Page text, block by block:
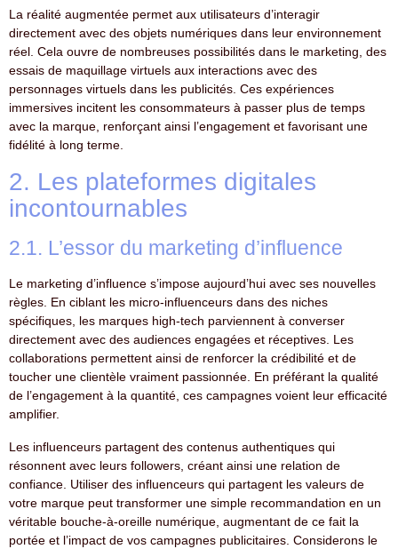
La réalité augmentée permet aux utilisateurs d’interagir
directement avec des objets numériques dans leur environnement
réel. Cela ouvre de nombreuses possibilités dans le marketing, des
essais de maquillage virtuels aux interactions avec des
personnages virtuels dans les publicités. Ces expériences
immersives incitent les consommateurs à passer plus de temps
avec la marque, renforçant ainsi l’engagement et favorisant une
fidélité à long terme.
2. Les plateformes digitales
incontournables
2.1. L’essor du marketing d’influence
Le marketing d’influence s’impose aujourd’hui avec ses nouvelles
règles. En ciblant les micro-influenceurs dans des niches
spécifiques, les marques high-tech parviennent à converser
directement avec des audiences engagées et réceptives. Les
collaborations permettent ainsi de renforcer la crédibilité et de
toucher une clientèle vraiment passionnée. En préférant la qualité
de l’engagement à la quantité, ces campagnes voient leur efficacité
amplifier.
Les influenceurs partagent des contenus authentiques qui
résonnent avec leurs followers, créant ainsi une relation de
confiance. Utiliser des influenceurs qui partagent les valeurs de
votre marque peut transformer une simple recommandation en un
véritable bouche-à-oreille numérique, augmentant de ce fait la
portée et l’impact de vos campagnes publicitaires. Considerons le